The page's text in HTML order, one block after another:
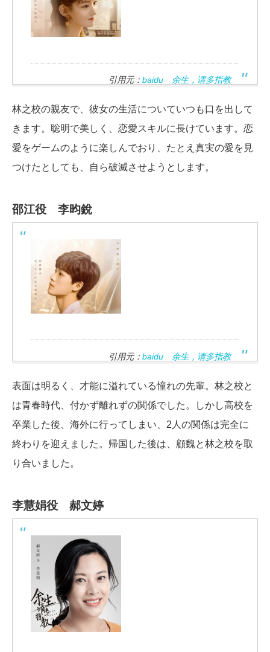
引用元： baidu 余生，请多指教
林之校の親友で、彼女の生活についていつも口を出して
きます。聡明で美しく、恋愛スキルに長けています。恋
愛をゲームのように楽しんでおり、たとえ真実の愛を見
つけたとしても、自ら破滅させようとします。
邵江役 李昀銳
引用元： baidu 余生，请多指教
表面は明るく、才能に溢れている憧れの先輩。林之校と
は青春時代、付かず離れずの関係でした。しかし高校を
卒業した後、海外に行ってしまい、2人の関係は完全に
終わりを迎えました。帰国した後は、顧魏と林之校を取
り合いました。
李慧娟役 郝文婷